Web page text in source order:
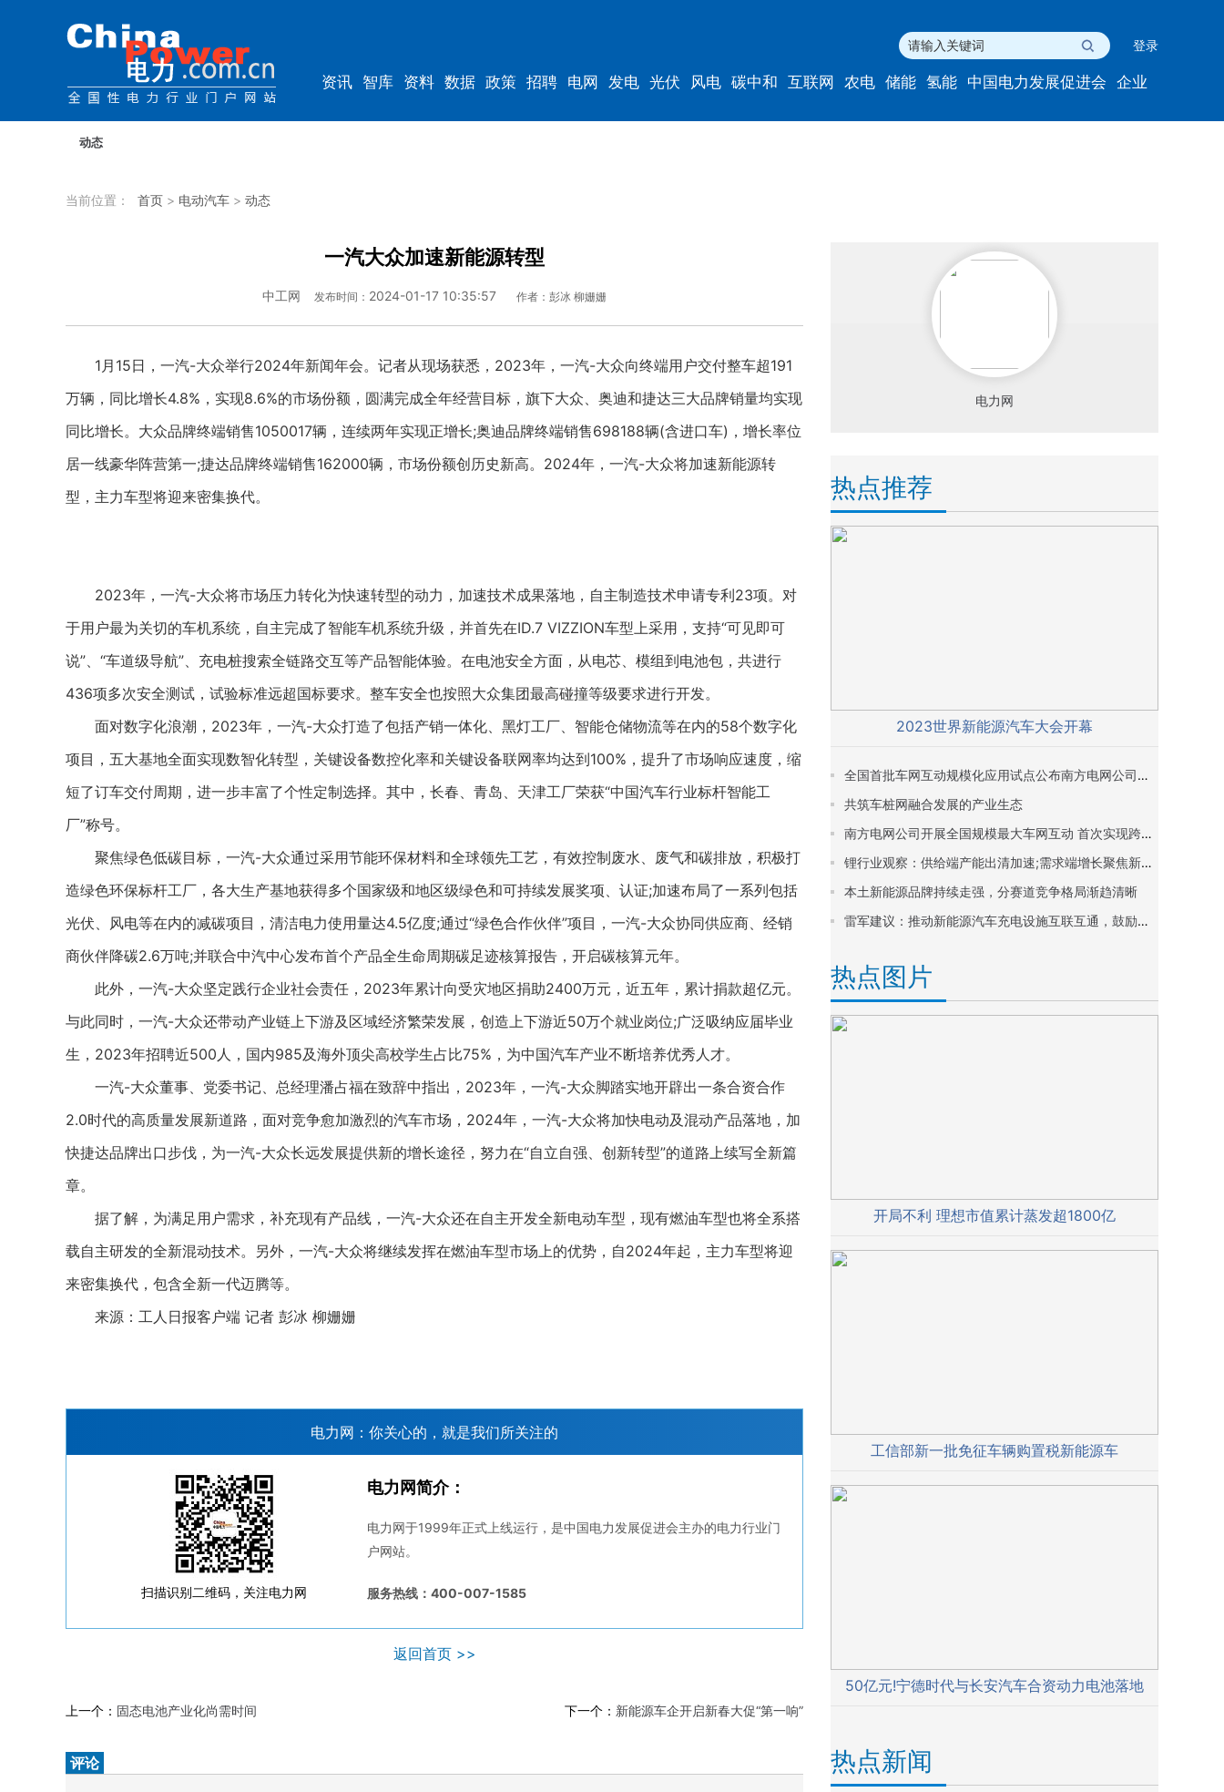
登录
资讯 智库 资料 数据 政策 招聘 电网 发电 光伏 风电 碳中和 互联网 农电 储能 氢能 中国电力发展促进会 企业
动态
当前位置： 首页 > 电动汽车 > 动态
一汽大众加速新能源转型
中工网 发布时间： 2024-01-17 10:35:57 作者：彭冰 柳姗姗
1月15日，一汽-大众举行2024年新闻年会。记者从现场获悉，2023年，一汽-大众向终端用户交付整车超191
万辆，同比增长4.8%，实现8.6%的市场份额，圆满完成全年经营目标，旗下大众、奥迪和捷达三大品牌销量均实现
同比增长。大众品牌终端销售1050017辆，连续两年实现正增长;奥迪品牌终端销售698188辆(含进口车)，增长率位
居一线豪华阵营第一;捷达品牌终端销售162000辆，市场份额创历史新高。2024年，一汽-大众将加速新能源转
型，主力车型将迎来密集换代。
2023年，一汽-大众将市场压力转化为快速转型的动力，加速技术成果落地，自主制造技术申请专利23项。对
于用户最为关切的车机系统，自主完成了智能车机系统升级，并首先在ID.7 VIZZION车型上采用，支持“可见即可
说”、“车道级导航”、充电桩搜索全链路交互等产品智能体验。在电池安全方面，从电芯、模组到电池包，共进行
436项多次安全测试，试验标准远超国标要求。整车安全也按照大众集团最高碰撞等级要求进行开发。
面对数字化浪潮，2023年，一汽-大众打造了包括产销一体化、黑灯工厂、智能仓储物流等在内的58个数字化
项目，五大基地全面实现数智化转型，关键设备数控化率和关键设备联网率均达到100%，提升了市场响应速度，缩
短了订车交付周期，进一步丰富了个性定制选择。其中，长春、青岛、天津工厂荣获“中国汽车行业标杆智能工
厂”称号。
聚焦绿色低碳目标，一汽-大众通过采用节能环保材料和全球领先工艺，有效控制废水、废气和碳排放，积极打
造绿色环保标杆工厂，各大生产基地获得多个国家级和地区级绿色和可持续发展奖项、认证;加速布局了一系列包括
光伏、风电等在内的减碳项目，清洁电力使用量达4.5亿度;通过“绿色合作伙伴”项目，一汽-大众协同供应商、经销
商伙伴降碳2.6万吨;并联合中汽中心发布首个产品全生命周期碳足迹核算报告，开启碳核算元年。
此外，一汽-大众坚定践行企业社会责任，2023年累计向受灾地区捐助2400万元，近五年，累计捐款超亿元。
与此同时，一汽-大众还带动产业链上下游及区域经济繁荣发展，创造上下游近50万个就业岗位;广泛吸纳应届毕业
生，2023年招聘近500人，国内985及海外顶尖高校学生占比75%，为中国汽车产业不断培养优秀人才。
一汽-大众董事、党委书记、总经理潘占福在致辞中指出，2023年，一汽-大众脚踏实地开辟出一条合资合作
2.0时代的高质量发展新道路，面对竞争愈加激烈的汽车市场，2024年，一汽-大众将加快电动及混动产品落地，加
快捷达品牌出口步伐，为一汽-大众长远发展提供新的增长途径，努力在“自立自强、创新转型”的道路上续写全新篇
章。
据了解，为满足用户需求，补充现有产品线，一汽-大众还在自主开发全新电动车型，现有燃油车型也将全系搭
载自主研发的全新混动技术。另外，一汽-大众将继续发挥在燃油车型市场上的优势，自2024年起，主力车型将迎
来密集换代，包含全新一代迈腾等。
来源：工人日报客户端 记者 彭冰 柳姗姗
电力网：你关心的，就是我们所关注的
扫描识别二维码，关注电力网
电力网简介：
电力网于1999年正式上线运行，是中国电力发展促进会主办的电力行业门
户网站。
服务热线：400-007-1585
返回首页 >>
上一个： 固态电池产业化尚需时间 下一个： 新能源车企开启新春大促“第一响”
评论
电力网
热点推荐
2023世界新能源汽车大会开幕
全国首批车网互动规模化应用试点公布南方电网公司项目和经营区内多个城市入选
共筑车桩网融合发展的产业生态
南方电网公司开展全国规模最大车网互动 首次实现跨省区联动 助力产业链上下游企业融通发展
锂行业观察：供给端产能出清加速;需求端增长聚焦新能源与储能
本土新能源品牌持续走强，分赛道竞争格局渐趋清晰
雷军建议：推动新能源汽车充电设施互联互通，鼓励车企开放智能生态
热点图片
开局不利 理想市值累计蒸发超1800亿
工信部新一批免征车辆购置税新能源车
50亿元!宁德时代与长安汽车合资动力电池落地
热点新闻